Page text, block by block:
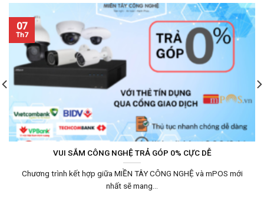
VUI SẮM CÔNG NGHỆ TRẢ GÓP 0% CỰC DỄ
Chương trình kết hợp giữa MIỀN TÂY CÔNG NGHỆ và mPOS mới
nhất sẽ mang...
07
Th7